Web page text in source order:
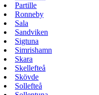
Partille
Ronneby
Sala
Sandviken
Sigtuna
Simrishamn
Skara
Skellefteå
Skövde
Sollefteå